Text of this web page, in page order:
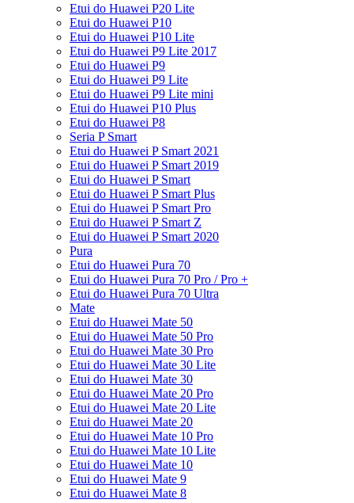
Etui do Huawei P20 Lite
Etui do Huawei P10
Etui do Huawei P10 Lite
Etui do Huawei P9 Lite 2017
Etui do Huawei P9
Etui do Huawei P9 Lite
Etui do Huawei P9 Lite mini
Etui do Huawei P10 Plus
Etui do Huawei P8
Seria P Smart
Etui do Huawei P Smart 2021
Etui do Huawei P Smart 2019
Etui do Huawei P Smart
Etui do Huawei P Smart Plus
Etui do Huawei P Smart Pro
Etui do Huawei P Smart Z
Etui do Huawei P Smart 2020
Pura
Etui do Huawei Pura 70
Etui do Huawei Pura 70 Pro / Pro +
Etui do Huawei Pura 70 Ultra
Mate
Etui do Huawei Mate 50
Etui do Huawei Mate 50 Pro
Etui do Huawei Mate 30 Pro
Etui do Huawei Mate 30 Lite
Etui do Huawei Mate 30
Etui do Huawei Mate 20 Pro
Etui do Huawei Mate 20 Lite
Etui do Huawei Mate 20
Etui do Huawei Mate 10 Pro
Etui do Huawei Mate 10 Lite
Etui do Huawei Mate 10
Etui do Huawei Mate 9
Etui do Huawei Mate 8